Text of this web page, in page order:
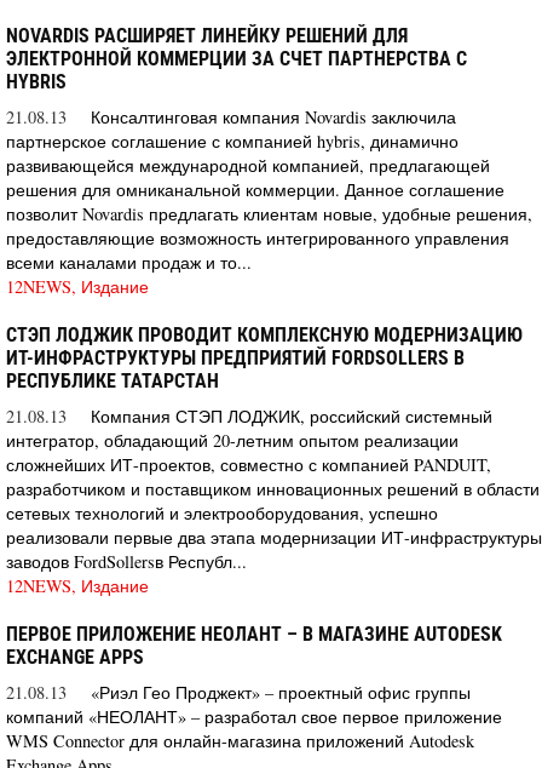
NOVARDIS РАСШИРЯЕТ ЛИНЕЙКУ РЕШЕНИЙ ДЛЯ
ЭЛЕКТРОННОЙ КОММЕРЦИИ ЗА СЧЕТ ПАРТНЕРСТВА С
HYBRIS
21.08.13
Консалтинговая компания Novardis заключила
партнерское соглашение с компанией hybris, динамично
развивающейся международной компанией, предлагающей
решения для омниканальной коммерции. Данное соглашение
позволит Novardis предлагать клиентам новые, удобные решения,
предоставляющие возможность интегрированного управления
всеми каналами продаж и то...
12NEWS, Издание
СТЭП ЛОДЖИК ПРОВОДИТ КОМПЛЕКСНУЮ МОДЕРНИЗАЦИЮ
ИТ-ИНФРАСТРУКТУРЫ ПРЕДПРИЯТИЙ FORDSOLLERS В
РЕСПУБЛИКЕ ТАТАРСТАН
21.08.13
Компания СТЭП ЛОДЖИК, российский системный
интегратор, обладающий 20-летним опытом реализации
сложнейших ИТ-проектов, совместно с компанией PANDUIT,
разработчиком и поставщиком инновационных решений в области
сетевых технологий и электрооборудования, успешно
реализовали первые два этапа модернизации ИТ-инфраструктуры
заводов FordSollersв Республ...
12NEWS, Издание
ПЕРВОЕ ПРИЛОЖЕНИЕ НЕОЛАНТ – В МАГАЗИНЕ AUTODESK
EXCHANGE APPS
21.08.13
«Риэл Гео Проджект» – проектный офис группы
компаний «НЕОЛАНТ» – разработал свое первое приложение
WMS Connector для онлайн-магазина приложений Autodesk